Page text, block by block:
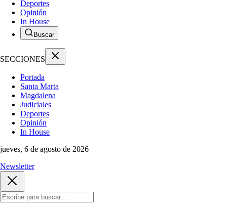
Deportes
Opinión
In House
Buscar
SECCIONES
Portada
Santa Marta
Magdalena
Judiciales
Deportes
Opinión
In House
jueves, 6 de agosto de 2026
Newsletter